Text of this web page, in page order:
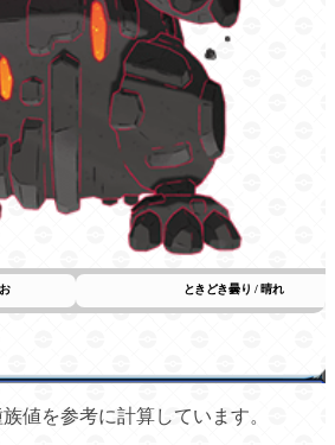
ときどき曇り / 晴れ
値を参考に計算しています。